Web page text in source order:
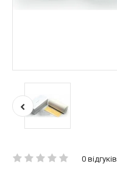
0 відгуків